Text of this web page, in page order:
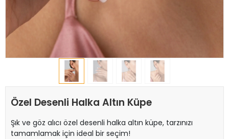
Özel Desenli Halka Altın Küpe
Şık ve göz alıcı özel desenli halka altın küpe, tarzınızı
tamamlamak için ideal bir seçim!